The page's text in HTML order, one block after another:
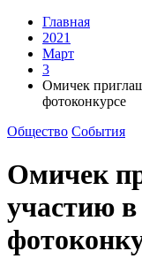
Главная
2021
Март
3
Омичек
фотоконкурсе
Общество События
Омичек
участию